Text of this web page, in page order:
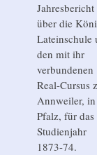
Jahresbericht
über die
Lateinschule
den mit ihr
verbundenen
Real-Cursus
Annweiler,
Pfalz, für das
Studienjahr
1873-74.